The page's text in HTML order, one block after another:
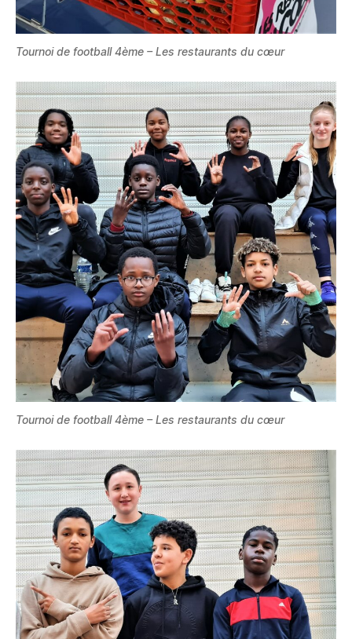
Tournoi de football 4ème – Les restaurants du cœur
Tournoi de football 4ème – Les restaurants du cœur